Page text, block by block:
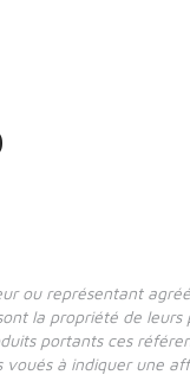
ou représentant
la propriété de
portants ces
à indiquer une